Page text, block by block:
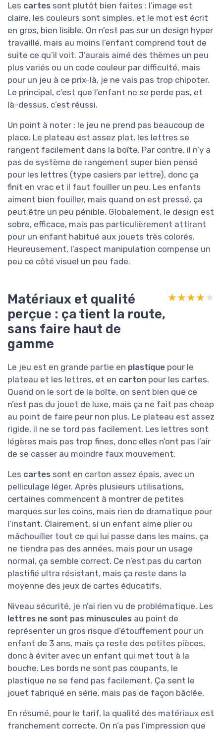
Les cartes sont plutôt bien faites : l’image est
claire, les couleurs sont simples, et le mot est écrit
en gros, bien lisible. On n’est pas sur un design hyper
travaillé, mais au moins l’enfant comprend tout de
suite ce qu’il voit. J’aurais aimé des thèmes un peu
plus variés ou un code couleur par difficulté, mais
pour un jeu à ce prix-là, je ne vais pas trop chipoter.
Le principal, c’est que l’enfant ne se perde pas, et
là-dessus, c’est réussi.
Un point à noter : le jeu ne prend pas beaucoup de
place. Le plateau est assez plat, les lettres se
rangent facilement dans la boîte. Par contre, il n’y a
pas de système de rangement super bien pensé
pour les lettres (type casiers par lettre), donc ça
finit en vrac et il faut fouiller un peu. Les enfants
aiment bien fouiller, mais quand on est pressé, ça
peut être un peu pénible. Globalement, le design est
sobre, efficace, mais pas particulièrement attirant
pour un enfant habitué aux jouets très colorés.
Heureusement, l’aspect manipulation compense un
peu ce côté visuel un peu fade.
Matériaux et qualité
perçue : ça tient la route,
sans faire haut de
gamme
★★★★★
★★★★★
Le jeu est en grande partie en plastique pour le
plateau et les lettres, et en carton pour les cartes.
Quand on le sort de la boîte, on sent bien que ce
n’est pas du jouet de luxe, mais ça ne fait pas cheap
au point de faire peur non plus. Le plateau est assez
rigide, il ne se tord pas facilement. Les lettres sont
légères mais pas trop fines, donc elles n’ont pas l’air
de se casser au moindre faux mouvement.
Les cartes sont en carton assez épais, avec un
pelliculage léger. Après plusieurs utilisations,
certaines commencent à montrer de petites
marques sur les coins, mais rien de dramatique pour
l’instant. Clairement, si un enfant aime plier ou
mâchouiller tout ce qui lui passe dans les mains, ça
ne tiendra pas des années, mais pour un usage
normal, ça semble correct. Ce n’est pas du carton
plastifié ultra résistant, mais ça reste dans la
moyenne des jeux de cartes éducatifs.
Niveau sécurité, je n’ai rien vu de problématique. Les
lettres ne sont pas minuscules au point de
représenter un gros risque d’étouffement pour un
enfant de 3 ans, mais ça reste des petites pièces,
donc à éviter avec un enfant qui met tout à la
bouche. Les bords ne sont pas coupants, le
plastique ne se fend pas facilement. Ça sent le
jouet fabriqué en série, mais pas de façon bâclée.
En résumé, pour le tarif, la qualité des matériaux est
franchement correcte. On n’a pas l’impression que